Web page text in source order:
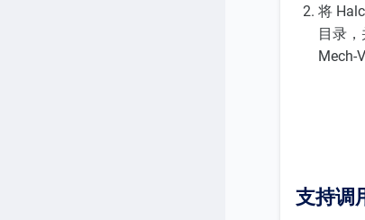
将
目录
Mech-
支持调